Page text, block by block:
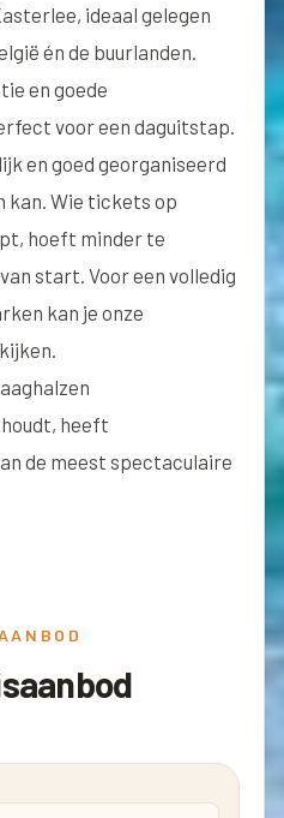
ideaal gelegen
én de buurlanden.
en goede
voor een daguitstap.
en goed georganiseerd
kan. Wie tickets op
hoeft minder te
start. Voor een volledig
kan je onze
heeft
de meest spectaculaire